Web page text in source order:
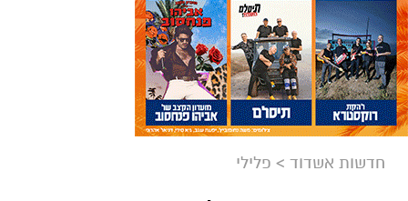
חדשות אשדוד > פלילי